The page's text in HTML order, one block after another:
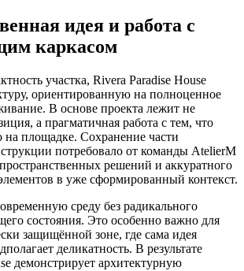
идея и работа с
каркасом
участка, Rivera Paradise House
ориентированную на полноценное
В основе проекта лежит не
а прагматичная работа с тем, что
на площадке. Сохранение части
потребовало от команды AtelierM
решений и аккуратного
в уже сформированный контекст.
среду без радикального
состояния. Это особенно важно для
защищённой зоне, где сама идея
деликатность. В результате
демонстрирует архитектурную